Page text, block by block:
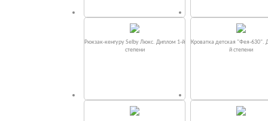
Рюкзак-кенгуру Selby Люкс. Диплом 1-й
степени
Кроватка детская "Фея-630".
й степени